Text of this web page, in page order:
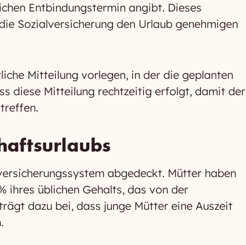
Entbindungstermin angibt. Dieses
Sozialversicherung den Urlaub genehmigen
Mitteilung vorlegen, in der die geplanten
diese Mitteilung rechtzeitig erfolgt, damit der
abgedeckt. Mütter haben
ihres üblichen Gehalts, das von der
dazu bei, dass junge Mütter eine Auszeit